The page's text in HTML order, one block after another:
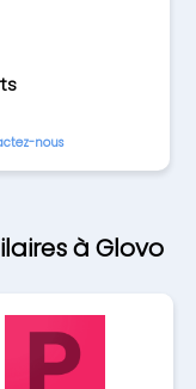
nous
à Glovo